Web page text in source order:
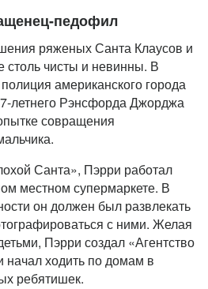
педофил
ряженых Санта Клаусов и
столь чисты и невинны. В
американского города
летнего Рэнсфорда Джорджа
совращения
Санта», Пэрри работал
местном супермаркете. В
он должен был развлекать
с ними. Желая
Пэрри создал «Агентство
начал ходить по домам в
ребятишек.